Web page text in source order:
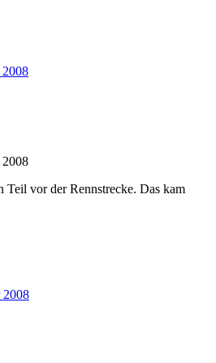
2008
2008
Teil vor der Rennstrecke. Das kam
2008